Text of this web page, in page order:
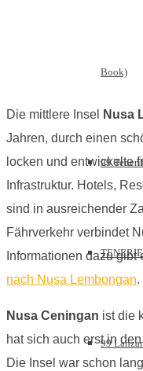
Book)
99
99
Die mittlere Insel Nusa
Jahren, durch einen
locken und entwickelte
Infrastruktur. Hotels,
sind in ausreichender
Fährverkehr verbindet
Informationen dazu gibt
nach Nusa Lembongan.
Nusa Ceningan ist die
hat sich auch erst in
Die Insel war schon